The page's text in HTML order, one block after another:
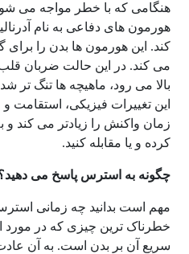
هنگامی که با خطر مواجه می
هورمون های دفاعی به نام
کند. این هورمون ها بدن را
می کند. در این حالت ضربان
بالا می رود، ماهیچه ها تنگ
این تغییرات فیزیکی، استقامت
زمان واکنش را زیادتر می کند و
کرده و یا مقابله کنید.
چگونه به استرس پاسخ می
مهم است بدانید چه زمانی
خطرناک ترین چیزی که در مورد
سریع آن بر بدن است. به آن